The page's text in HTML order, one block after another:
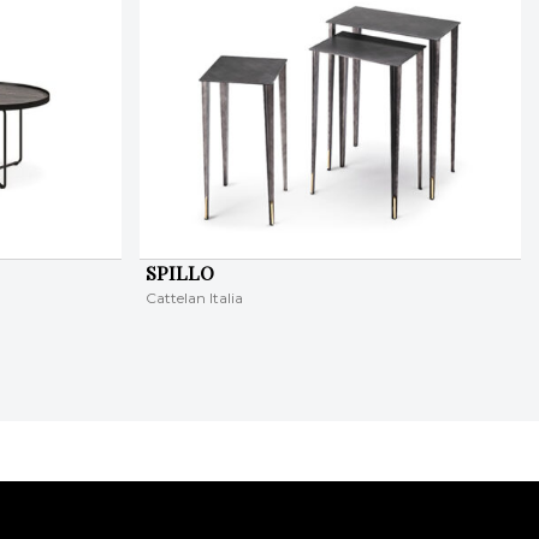
SPILLO
Cattelan Italia